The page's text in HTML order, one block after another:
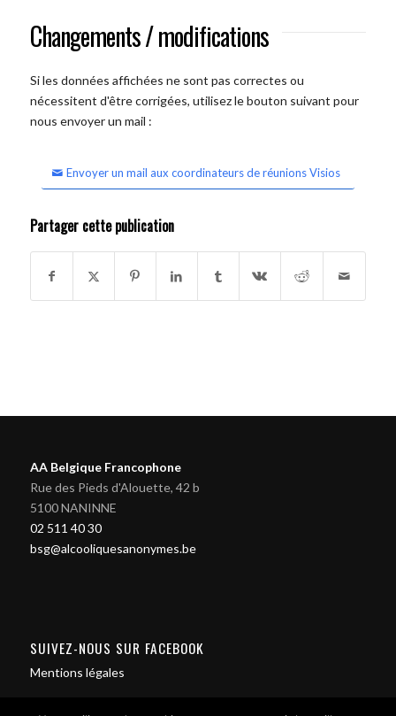
Changements / modifications
Si les données affichées ne sont pas correctes ou
nécessitent d'être corrigées, utilisez le bouton suivant pour
nous envoyer un mail :
Envoyer un mail aux coordinateurs de réunions Visios
Partager cette publication
AA Belgique Francophone
Rue des Pieds d'Alouette, 42 b
5100 NANINNE
02 511 40 30
bsg@alcooliquesanonymes.be
SUIVEZ-NOUS SUR FACEBOOK
Mentions légales